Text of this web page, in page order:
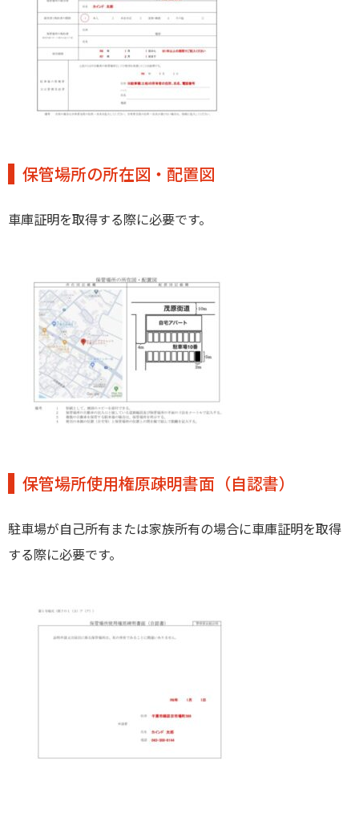
保管場所の所在図・配置図
車庫証明を取得する際に必要です。
保管場所使用権原疎明書面（自認書）
駐車場が自己所有または家族所有の場合に車庫証明を取得
する際に必要です。